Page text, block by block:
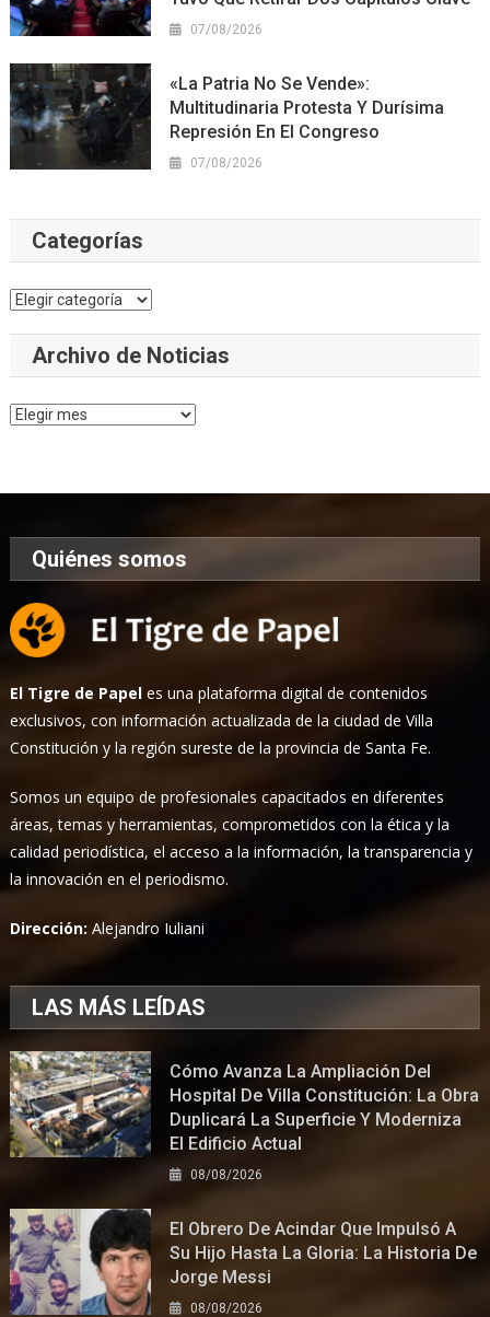
07/08/2026
«La Patria No Se Vende»:
Multitudinaria Protesta Y Durísima
Represión En El Congreso
07/08/2026
Categorías
Categorías
Archivo de Noticias
Archivo
Quiénes somos
El Tigre de Papel es una plataforma digital de contenidos
exclusivos, con información actualizada de la ciudad de Villa
Constitución y la región sureste de la provincia de Santa Fe.
Somos un equipo de profesionales capacitados en diferentes
áreas, temas y herramientas, comprometidos con la ética y la
calidad periodística, el acceso a la información, la transparencia y
la innovación en el periodismo.
Dirección:Alejandro Iuliani
LAS MÁS LEÍDAS
Cómo Avanza La Ampliación Del
Hospital De Villa Constitución: La Obra
Duplicará La Superficie Y Moderniza
El Edificio Actual
08/08/2026
El Obrero De Acindar Que Impulsó A
Su Hijo Hasta La Gloria: La Historia De
Jorge Messi
08/08/2026